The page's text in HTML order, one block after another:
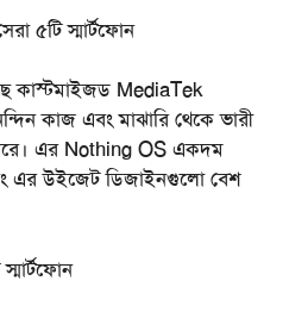
৫টি স্মার্টফোন
কাস্টমাইজড MediaTek
কাজ এবং মাঝারি থেকে ভারী
এর Nothing OS একদম
এর উইজেট ডিজাইনগুলো বেশ